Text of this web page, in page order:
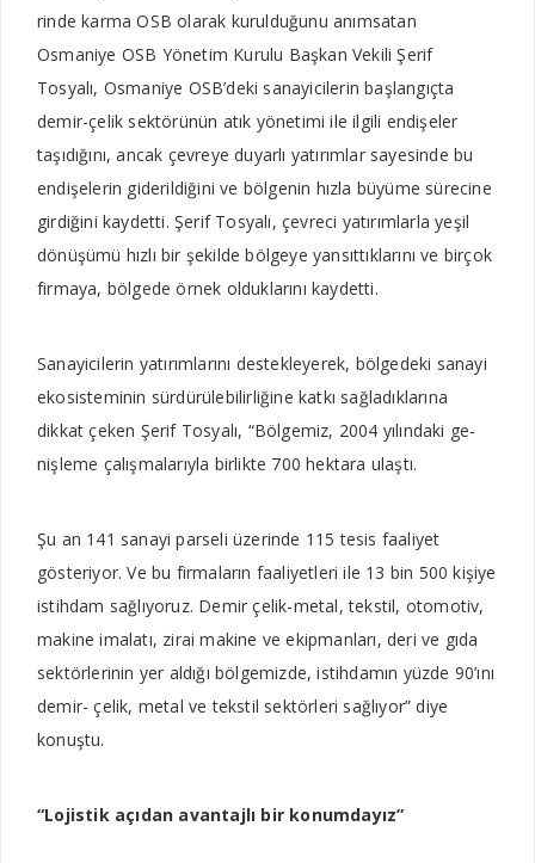
rinde karma OSB olarak kurul­duğunu anımsatan
Osmaniye OSB Yönetim Kurulu Başkan Vekili Şerif
Tosyalı, Osmaniye OSB’deki sanayicilerin başlan­gıçta
demir-çelik sektörünün atık yönetimi ile ilgili endişeler
taşıdığını, ancak çevreye duyar­lı yatırımlar sayesinde bu
endi­şelerin giderildiğini ve bölgenin hızla büyüme sürecine
girdiğini kaydetti. Şerif Tosyalı, çevre­ci yatırımlarla yeşil
dönüşümü hızlı bir şekilde bölgeye yansıt­tıklarını ve birçok
firmaya, böl­gede örnek olduklarını kaydetti.
Sanayicilerin yatırımlarını destekleyerek, bölgedeki sa­nayi
ekosisteminin sürdürü­lebilirliğine katkı sağladıkları­na
dikkat çeken Şerif Tosyalı, “Bölgemiz, 2004 yılındaki ge­
nişleme çalışmalarıyla birlik­te 700 hektara ulaştı.
Şu an 141 sanayi parseli üzerinde 115 te­sis faaliyet
gösteriyor. Ve bu fir­maların faaliyetleri ile 13 bin 500 kişiye
istihdam sağlıyo­ruz. Demir çelik-metal, tekstil, otomotiv,
makine imalatı, zi­rai makine ve ekipmanları, de­ri ve gıda
sektörlerinin yer aldı­ğı bölgemizde, istihdamın yüz­de 90’ını
demir- çelik, metal ve tekstil sektörleri sağlıyor” diye
konuştu.
“Lojistik açıdan avantajlı bir konumdayız”